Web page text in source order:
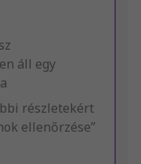
áll egy
részletekért
ellenőrzése”